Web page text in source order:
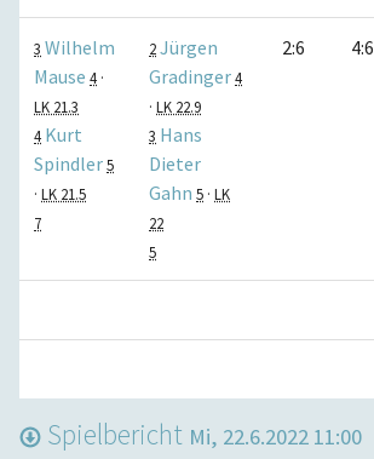
3 Wilhelm
Mause 4 ·
LK 21.3
4 Kurt
Spindler5
· LK 21.5
7
2Jürgen
Gradinger4
· LK 22.9
3 Hans
Dieter
Gahn 5 · LK
22
5
2:6 4:6
Spielbericht Mi, 22.6.2022 11:00